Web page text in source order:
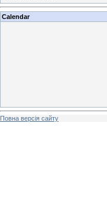
Calendar
Повна версія сайту